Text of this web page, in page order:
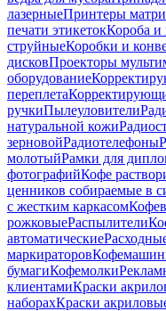
лазерныеПринтеры
печати этикетокКороба и
струйныеКоробки и
дисковПроекторы
оборудование
переплета
ручкиПылеуловители
натуральной кожи
зерновойРадиотелефоны
молотыйРамки для
фотографийКофе
ценников собираемые в
с жестким каркасом
рожковыеРаспылители
автоматические
маркираторов
бумагиКофемолки
клиентамиКраски
наборахКраски